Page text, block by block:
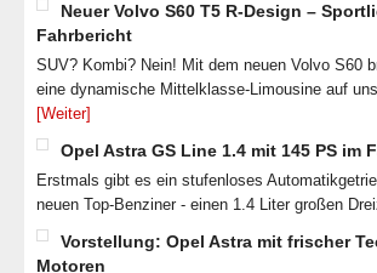
Neuer Volvo S60 T5 R-Design –
Fahrbericht
SUV? Kombi? Nein! Mit dem neuen Volvo S60
eine dynamische Mittelklasse-Limousine auf
[Weiter]
Opel Astra GS Line 1.4 mit 145 PS im
Erstmals gibt es ein stufenloses
neuen Top-Benziner - einen 1.4 Liter großen
Vorstellung: Opel Astra mit frischer
Motoren